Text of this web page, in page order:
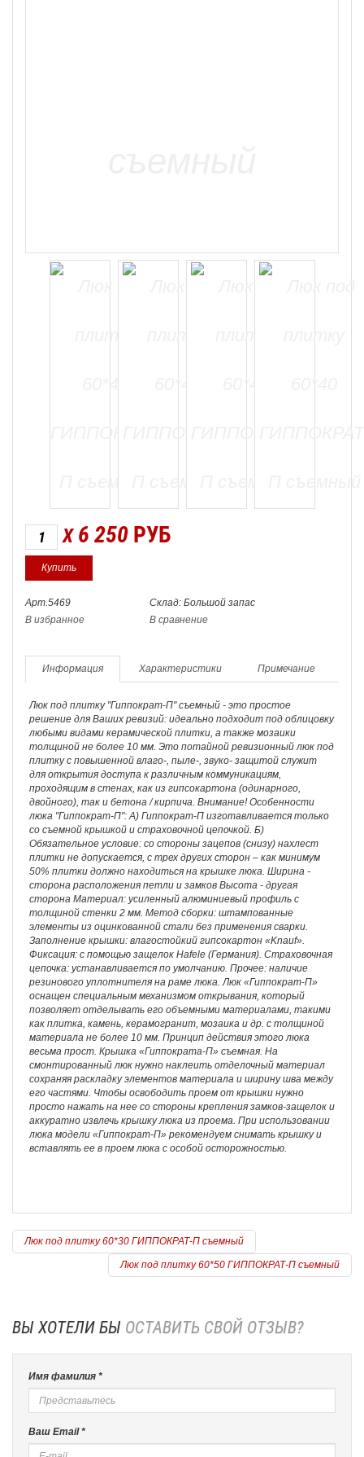
X 6 250 РУБ
Арт.5469
Склад: Большой запас
В избранное
В сравнение
Информация Характеристики Примечание
Люк под плитку "Гиппократ-П" съемный - это простое
решение для Ваших ревизий: идеально подходит под облицовку
любыми видами керамической плитки, а также мозаики
толщиной не более 10 мм. Это потайной ревизионный люк под
плитку с повышенной влаго-, пыле-, звуко- защитой служит
для открытия доступа к различным коммуникациям,
проходящим в стенах, как из гипсокартона (одинарного,
двойного), так и бетона / кирпича. Внимание! Особенности
люка "Гиппократ-П": А) Гиппократ-П изготавливается только
со съемной крышкой и страховочной цепочкой. Б)
Обязательное условие: со стороны зацепов (снизу) нахлест
плитки не допускается, с трех других сторон – как минимум
50% плитки должно находиться на крышке люка. Ширина -
сторона расположения петли и замков Высота - другая
сторона Материал: усиленный алюминиевый профиль с
толщиной стенки 2 мм. Метод сборки: штампованные
элементы из оцинкованной стали без применения сварки.
Заполнение крышки: влагостойкий гипсокартон «Knauf».
Фиксация: с помощью защелок Hafele (Германия). Страховочная
цепочка: устанавливается по умолчанию. Прочее: наличие
резинового уплотнителя на раме люка. Люк «Гиппократ-П»
оснащен специальным механизмом открывания, который
позволяет отделывать его объемными материалами, такими
как плитка, камень, керамогранит, мозаика и др. с толщиной
материала не более 10 мм. Принцип действия этого люка
весьма прост. Крышка «Гиппократа-П» съемная. На
смонтированный люк нужно наклеить отделочный материал
сохраняя раскладку элементов материала и ширину шва между
его частями. Чтобы освободить проем от крышки нужно
просто нажать на нее со стороны крепления замков-защелок и
аккуратно извлечь крышку люка из проема. При использовании
люка модели «Гиппократ-П» рекомендуем снимать крышку и
вставлять ее в проем люка с особой осторожностью.
Люк под плитку 60*30 ГИППОКРАТ-П съемный
Люк под плитку 60*50 ГИППОКРАТ-П съемный
ВЫ ХОТЕЛИ БЫ ОСТАВИТЬ СВОЙ ОТЗЫВ?
Имя фамилия *
Ваш Email *